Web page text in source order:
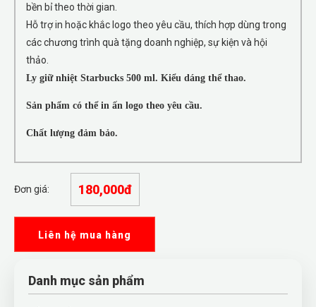
bền bỉ theo thời gian.
Hỗ trợ in hoặc khắc logo theo yêu cầu, thích hợp dùng trong
các chương trình quà tặng doanh nghiệp, sự kiện và hội
thảo.
Ly giữ nhiệt Starbucks 500 ml. Kiểu dáng thể thao.
Sản phẩm có thể in ấn logo theo yêu cầu.
Chất lượng đảm bảo.
Đơn giá: 180,000đ
Liên hệ mua hàng
Danh mục sản phẩm